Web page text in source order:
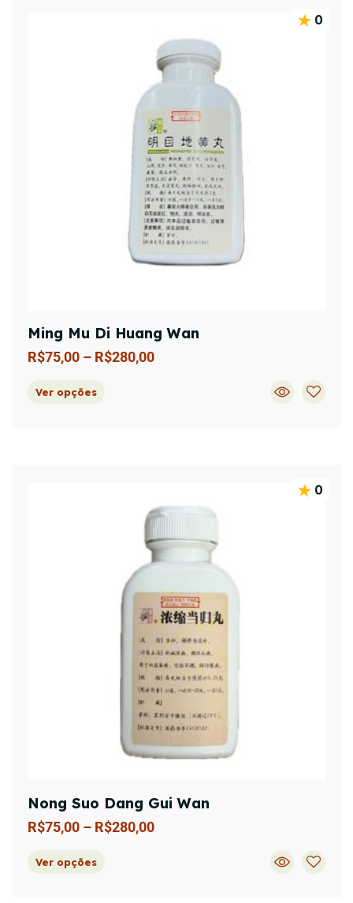
0
Ming Mu Di Huang Wan
R$75,00 – R$280,00
Ver opções
0
Nong Suo Dang Gui Wan
R$75,00 – R$280,00
Ver opções